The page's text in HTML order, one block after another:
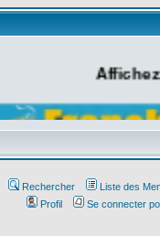
Rechercher
Liste des
Profil
Se connecter